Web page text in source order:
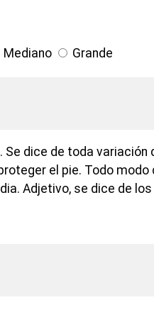
Mediano Grande
dice de toda variación
el pie. Todo
Adjetivo, se dice de